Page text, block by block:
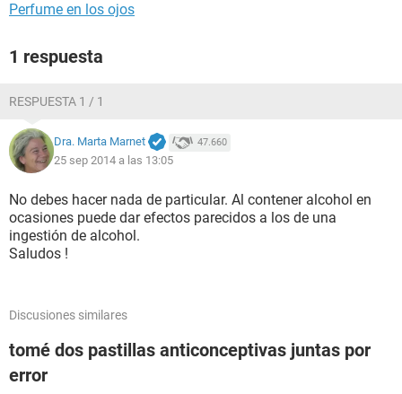
Perfume en los ojos
1 respuesta
RESPUESTA 1 / 1
Dra. Marta Marnet 47.660
25 sep 2014 a las 13:05
No debes hacer nada de particular. Al contener alcohol en
ocasiones puede dar efectos parecidos a los de una
ingestión de alcohol.
Saludos !
Discusiones similares
tomé dos pastillas anticonceptivas juntas por
error